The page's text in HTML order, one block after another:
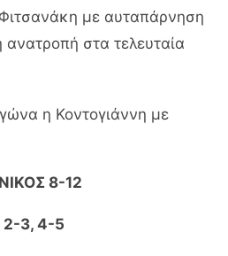
με αυταπάρνηση
ανατροπή στα τελευταία
η Κοντογιάννη με
8-12
2-3, 4-5